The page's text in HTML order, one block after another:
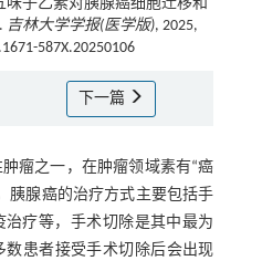
子乙素对胰腺癌细胞迁移和
吉林大学学报(医学版), 2025,
587X.20250106
下一篇
瘤之一，在肿瘤领域素有“癌
胰腺癌的治疗方式主要包括手
疗等，手术切除是其中最为
数患者接受手术切除后会出现